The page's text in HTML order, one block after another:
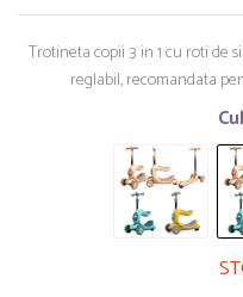
Trotineta copii 3 in 1 cu roti de
reglabil, recomandata